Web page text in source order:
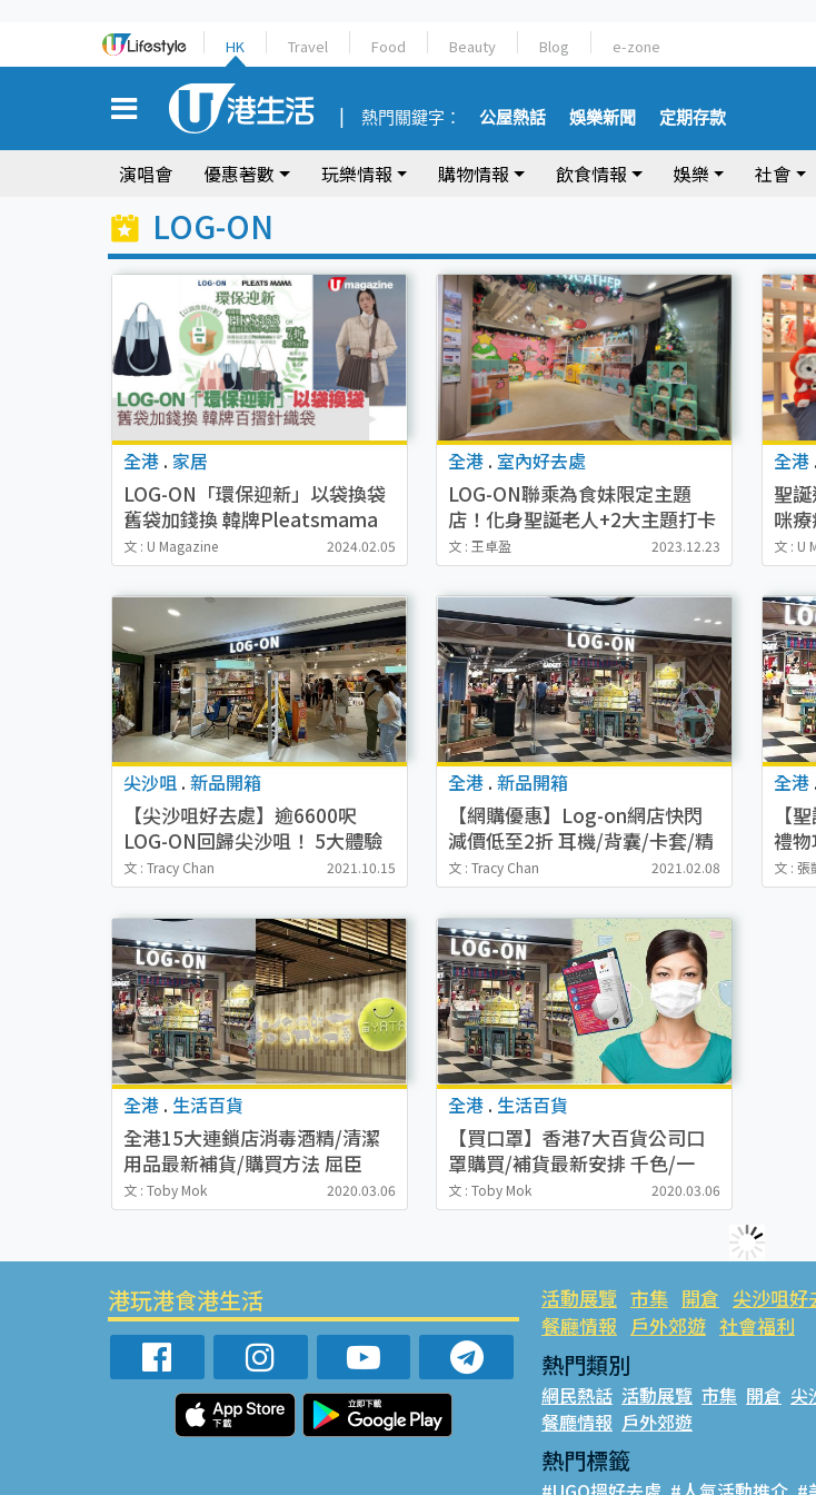
HK Travel Food Beauty Blog e-zone
熱門關鍵字： 公屋熱話 娛樂新聞 定期存款
演唱會 優惠著數 玩樂情報 購物情報 飲食情報 娛樂 社會
LOG-ON
全港 . 家居
LOG-ON「環保迎新」以袋換袋
舊袋加錢換 韓牌Pleatsmama
百摺針織袋
文 : U Magazine 2024.02.05
全港 . 室內好去處
LOG-ON聯乘為食妹限定主題
店！化身聖誕老人+2大主題打卡
位 (附地址詳情)
文 : 王卓盈 2023.12.23
全港 .
聖
咪
+小
文 : U
尖沙咀 . 新品開箱
【尖沙咀好去處】逾6600呎
LOG-ON回歸尖沙咀！ 5大體驗
專區+DIY錄音心意卡
文 : Tracy Chan 2021.10.15
全港 .新品開箱
【網購優惠】Log-on網店快閃
減價低至2折 耳機/背囊/卡套/精
品$34起
文 : Tracy Chan 2021.02.08
全港 .
【
禮
品/
文 : 張
全港 . 生活百貨
全港15大連鎖店消毒酒精/清潔
用品最新補貨/購買方法 屈臣
氏/HKTVmall/百佳
文 : Toby Mok 2020.03.06
全港 . 生活百貨
【買口罩】香港7大百貨公司口
罩購買/補貨最新安排 千色/一
田/先施/LOG-ON
文 : Toby Mok 2020.03.06
港玩港食港生活 活動展覽 市集 開倉 尖沙咀好
餐廳情報 戶外郊遊 社會福利
熱門類別
網民熱話 活動展覽 市集 開倉 尖
餐廳情報 戶外郊遊
熱門標籤